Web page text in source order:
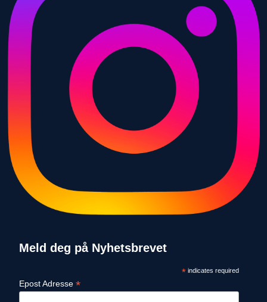
Meld deg på Nyhetsbrevet
*indicates required
Epost Adresse *